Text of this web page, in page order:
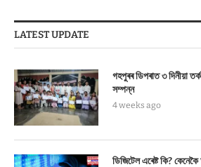
LATEST UPDATE
গহপুৰৰ ডিপৰাত ৩ দিনীয়া
সম্পন্ন
4 weeks ago
ডিজিটেল এৰেষ্ট কি?